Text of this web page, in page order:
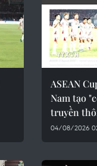
ASEAN
Nam tạo
truyền
04/08/2026